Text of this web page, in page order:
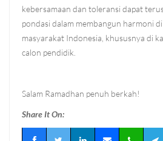
kebersamaan dan toleransi dapat
pondasi dalam membangun harmoni
masyarakat Indonesia, khususnya di
calon pendidik.
Salam Ramadhan penuh berkah!
Share It On: